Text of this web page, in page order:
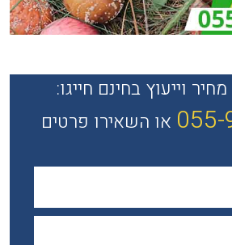
וייעוץ בחינם חייגו:
או השאירו פרטים